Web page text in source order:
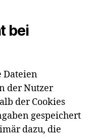
bei
Dateien
der Nutzer
der Cookies
gespeichert
dazu, die